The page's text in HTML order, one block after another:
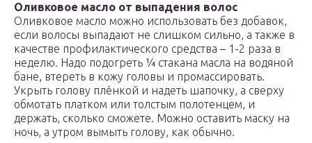
Оливковое масло от выпадения волос
Оливковое масло можно использовать без добавок,
если волосы выпадают не слишком сильно, а также в
качестве профилактического средства – 1-2 раза в
неделю. Надо подогреть ¼ стакана масла на водяной
бане, втереть в кожу головы и промассировать.
Укрыть голову плёнкой и надеть шапочку, а сверху
обмотать платком или толстым полотенцем, и
держать, сколько сможете. Можно оставить маску на
ночь, а утром вымыть голову, как обычно.